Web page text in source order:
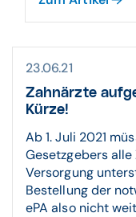
23.06.21
Zahnärzte
Kürze!
Ab 1. Juli 2021
Gesetzgebers
Versorgung
Bestellung der
ePA also nicht